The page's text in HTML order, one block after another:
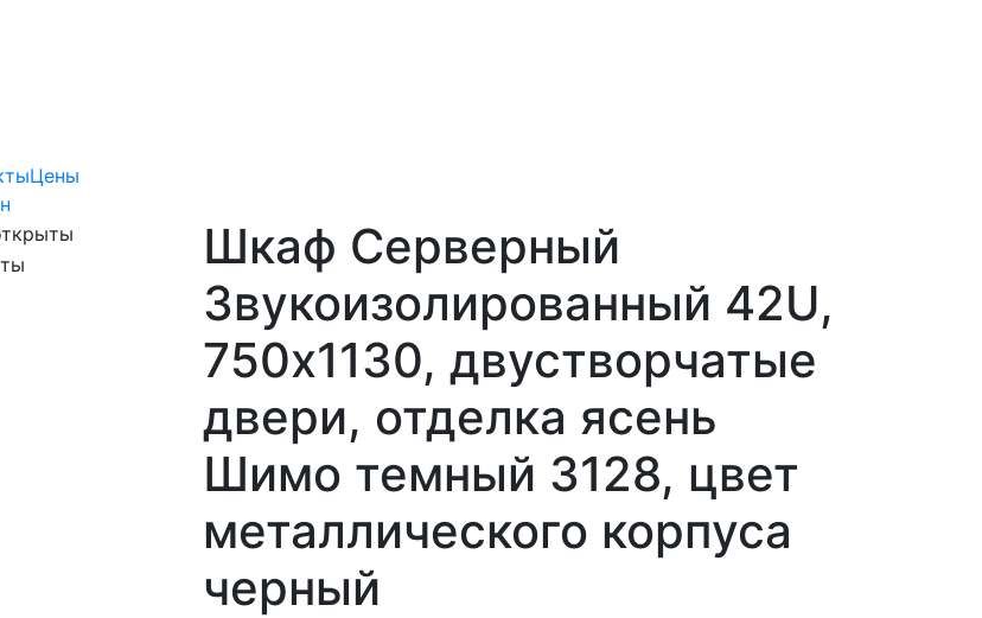
Цены
Шкаф Серверный
Звукоизолированный 42U,
750х1130, двустворчатые
двери, отделка ясень
Шимо темный 3128, цвет
металлического корпуса
черный